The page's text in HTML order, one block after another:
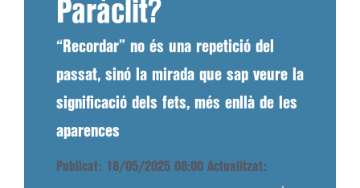
Paràclit?
“Recordar” no és una repetició del
passat, sinó la mirada que sap veure la
significació dels fets, més enllà de les
aparences
Publicat: 18/05/2025 08:00 Actualitzat: